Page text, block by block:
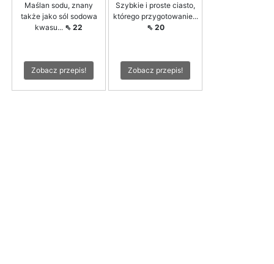
Maślan sodu, znany
także jako sól sodowa
kwasu... ⇖ 22
Zobacz przepis!
Szybkie i proste ciasto,
którego przygotowanie...
⇖ 20
Zobacz przepis!